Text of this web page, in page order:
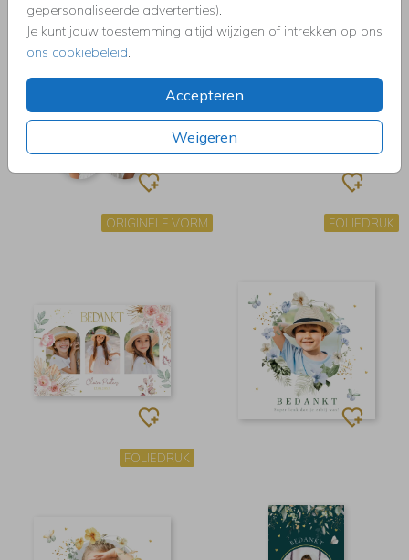
gepersonaliseerde advertenties).
Je kunt jouw toestemming altijd wijzigen of intrekken op ons
ons cookiebeleid
Accepteren
Weigeren
ORIGINELE VORM FOLIEDRUK
FOLIEDRUK